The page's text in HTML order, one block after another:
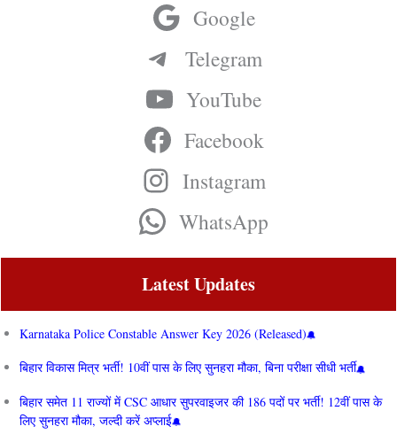
Google
Telegram
YouTube
Facebook
Instagram
WhatsApp
Latest Updates
Karnataka Police Constable Answer Key 2026 (Released)
बिहार विकास मित्र भर्ती! 10वीं पास के लिए सुनहरा मौका, बिना परीक्षा सीधी भर्ती
बिहार समेत 11 राज्यों में CSC आधार सुपरवाइजर की 186 पदों पर भर्ती! 12वीं पास के
लिए सुनहरा मौका, जल्दी करें अप्लाई